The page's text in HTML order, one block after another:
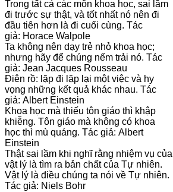
Trong tất cả các môn khoa học, sai lầm
đi trước sự thật, và tốt nhất nó nên đi
đầu tiên hơn là đi cuối cùng. Tác
giả: Horace Walpole
Ta không nên dạy trẻ nhỏ khoa học;
nhưng hãy để chúng nếm trải nó. Tác
giả: Jean Jacques Rousseau
Điên rồ: lặp đi lặp lại một việc và hy
vọng những kết quả khác nhau. Tác
giả: Albert Einstein
Khoa học mà thiếu tôn giáo thì khập
khiễng. Tôn giáo mà không có khoa
học thì mù quáng. Tác giả: Albert
Einstein
Thật sai lầm khi nghĩ rằng nhiệm vụ của
vật lý là tìm ra bản chất của Tự nhiên.
Vật lý là điều chúng ta nói về Tự nhiên.
Tác giả: Niels Bohr